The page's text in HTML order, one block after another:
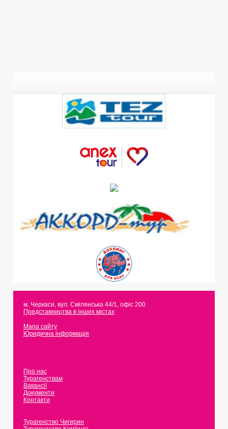
м. Черкаси вул. Смілянська 44/1, офіс 200
Представництва в інших містах
Мапа сайту
Юридична інформація
Про нас
Турагенствам
Вакансії
Документи
Контакти
Турагенство Чигирин